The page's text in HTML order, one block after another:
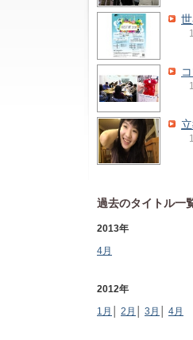
過去のタイトル一
2013年
4月
2012年
1月
2月 3月 4月